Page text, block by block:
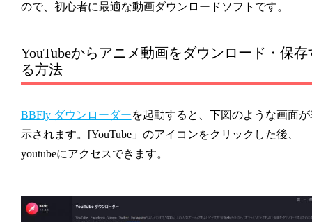
ので、初心者に最適な動画ダウンロードソフトです。
YouTubeからアニメ動画をダウンロード・保存
る方法
BBFly ダウンローダーを起動すると、下図のような画面が
示されます。[YouTube」のアイコンをクリックした後、
youtubeにアクセスできます。